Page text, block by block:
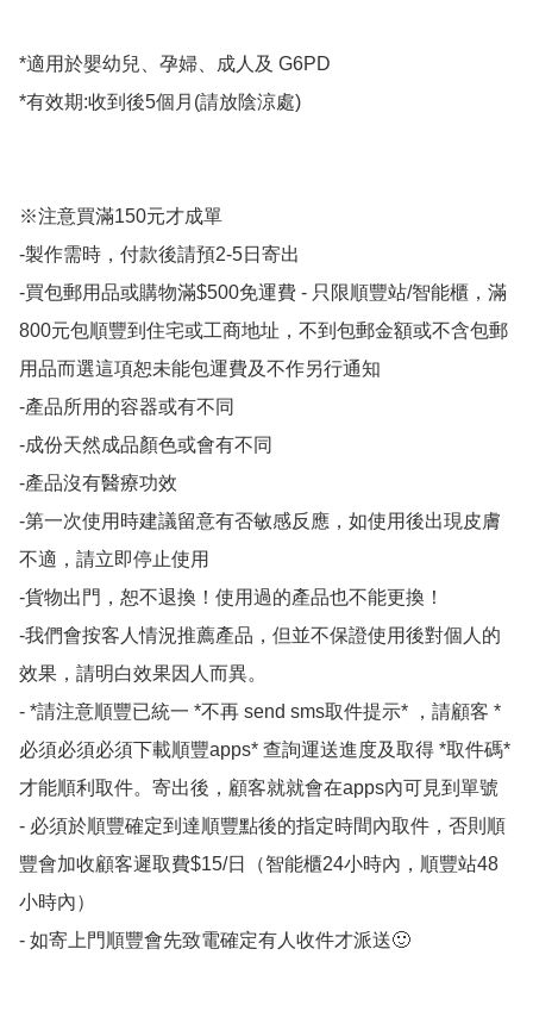
*適用於嬰幼兒、孕婦、成人及 G6PD
*有效期:收到後5個月(請放陰涼處)
※注意買滿150元才成單
-製作需時，付款後請預2-5日寄出
-買包郵用品或購物滿$500免運費 - 只限順豐站/智能櫃，滿
800元包順豐到住宅或工商地址，不到包郵金額或不含包郵
用品而選這項恕未能包運費及不作另行通知
-產品所用的容器或有不同
-成份天然成品顏色或會有不同
-產品沒有醫療功效
-第一次使用時建議留意有否敏感反應，如使用後出現皮膚
不適，請立即停止使用
-貨物出門，恕不退換！使用過的產品也不能更換！
-我們會按客人情況推薦產品，但並不保證使用後對個人的
效果，請明白效果因人而異。
- *請注意順豐已統一 *不再 send sms取件提示* ，請顧客 *
必須必須必須下載順豐apps* 查詢運送進度及取得 *取件碼*
才能順利取件。寄出後，顧客就就會在apps內可見到單號
- 必須於順豐確定到達順豐點後的指定時間內取件，否則順
豐會加收顧客遲取費$15/日（智能櫃24小時內，順豐站48
小時內）
- 如寄上門順豐會先致電確定有人收件才派送🙂